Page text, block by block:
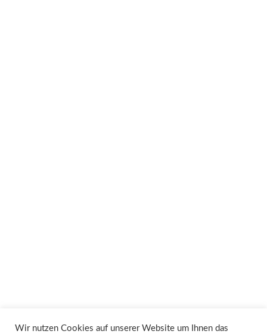
Wir nutzen Cookies auf unserer Website um Ihnen das